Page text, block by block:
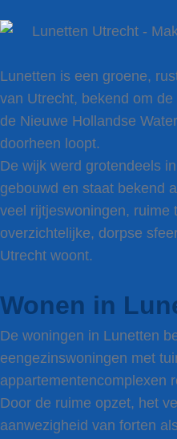
Lunetten is een groene,
van Utrecht, bekend om
de Nieuwe Hollandse
doorheen loopt.
De wijk werd grotendeels in
gebouwd en staat bekend
veel rijtjeswoningen, ruime
overzichtelijke, dorpse
Utrecht woont.
Wonen in
De woningen in Lunetten
eengezinswoningen met
appartementencomplexen
Door de ruime opzet, het
aanwezigheid van forten